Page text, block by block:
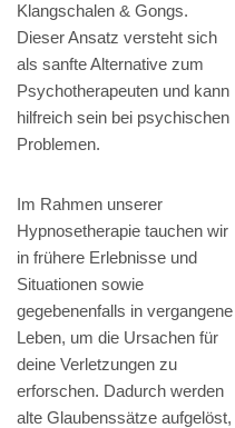
Klangschalen & Gongs.
Dieser Ansatz versteht sich
als sanfte Alternative zum
Psychotherapeuten und kann
hilfreich sein bei psychischen
Problemen.
Im Rahmen unserer
Hypnosetherapie tauchen wir
in frühere Erlebnisse und
Situationen sowie
gegebenenfalls in vergangene
Leben, um die Ursachen für
deine Verletzungen zu
erforschen. Dadurch werden
alte Glaubenssätze aufgelöst,